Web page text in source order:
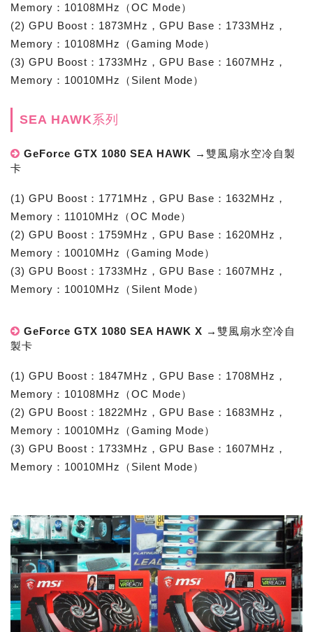
Memory：10108MHz（OC Mode）
(2) GPU Boost：1873MHz，GPU Base：1733MHz，
Memory：10108MHz（Gaming Mode）
(3) GPU Boost：1733MHz，GPU Base：1607MHz，
Memory：10010MHz（Silent Mode）
SEA HAWK系列
GeForce GTX 1080 SEA HAWK →雙風扇水空冷自製
卡
(1) GPU Boost：1771MHz，GPU Base：1632MHz，
Memory：11010MHz（OC Mode）
(2) GPU Boost：1759MHz，GPU Base：1620MHz，
Memory：10010MHz（Gaming Mode）
(3) GPU Boost：1733MHz，GPU Base：1607MHz，
Memory：10010MHz（Silent Mode）
GeForce GTX 1080 SEA HAWK X →雙風扇水空冷自
製卡
(1) GPU Boost：1847MHz，GPU Base：1708MHz，
Memory：10108MHz（OC Mode）
(2) GPU Boost：1822MHz，GPU Base：1683MHz，
Memory：10010MHz（Gaming Mode）
(3) GPU Boost：1733MHz，GPU Base：1607MHz，
Memory：10010MHz（Silent Mode）